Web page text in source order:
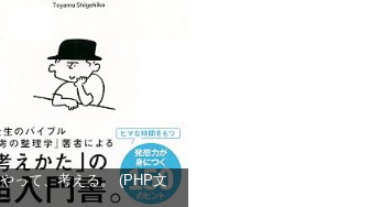
って、考える。 (PHP文